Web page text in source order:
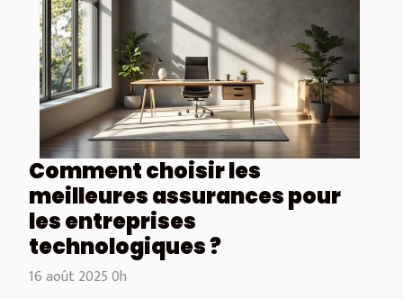
Comment choisir les
meilleures assurances pour
les entreprises
technologiques ?
16 août 2025 0h